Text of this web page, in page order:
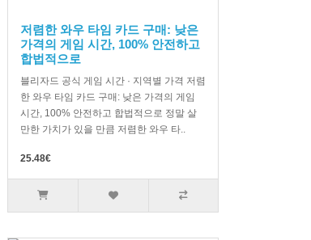
저렴한 와우 타임 카드 구매: 낮은
가격의 게임 시간, 100% 안전하고
합법적으로
블리자드 공식 게임 시간 · 지역별 가격 저렴
한 와우 타임 카드 구매: 낮은 가격의 게임
시간, 100% 안전하고 합법적으로 정말 살
만한 가치가 있을 만큼 저렴한 와우 타..
25.48€